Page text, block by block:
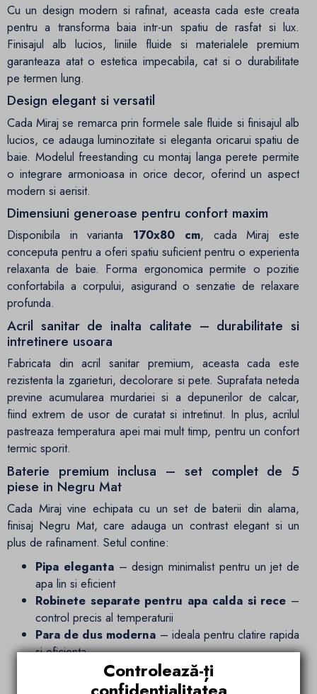
Cu un design modern si rafinat, aceasta cada este creata
pentru a transforma baia intr-un spatiu de rasfat si lux.
Finisajul alb lucios, liniile fluide si materialele premium
garanteaza atat o estetica impecabila, cat si o durabilitate
pe termen lung.
Design elegant si versatil
Cada Miraj se remarca prin formele sale fluide si finisajul alb
lucios, ce adauga luminozitate si eleganta oricarui spatiu de
baie. Modelul freestanding cu montaj langa perete permite
o integrare armonioasa in orice decor, oferind un aspect
modern si aerisit.
Dimensiuni generoase pentru confort maxim
Disponibila in varianta 170x80 cm, cada Miraj este
conceputa pentru a oferi spatiu suficient pentru o experienta
relaxanta de baie. Forma ergonomica permite o pozitie
confortabila a corpului, asigurand o senzatie de relaxare
profunda.
Acril sanitar de inalta calitate – durabilitate si
intretinere usoara
Fabricata din acril sanitar premium, aceasta cada este
rezistenta la zgarieturi, decolorare si pete. Suprafata neteda
previne acumularea murdariei si a depunerilor de calcar,
fiind extrem de usor de curatat si intretinut. In plus, acrilul
pastreaza temperatura apei mai mult timp, pentru un confort
termic sporit.
Baterie premium inclusa – set complet de 5
piese in Negru Mat
Cada Miraj vine echipata cu un set de baterii din alama,
finisaj Negru Mat, care adauga un contrast elegant si un
plus de rafinament. Setul contine:
Pipa eleganta– design minimalist pentru un jet de
apa lin si eficient
Robinete separate pentru apa calda si rece –
control precis al temperaturii
Para de dus moderna – ideala pentru clatire rapida
si eficienta
Buton de comutare– pentru o tranzitie usoara
intre cada si para de dus
Controlează-ți